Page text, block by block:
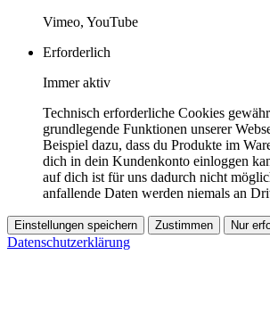
Vimeo, YouTube
Erforderlich
Immer aktiv
Technisch erforderliche Cookies
grundlegende Funktionen unserer
Beispiel dazu, dass du Produkte im
dich in dein Kundenkonto einloggen
auf dich ist für uns dadurch nicht
anfallende Daten werden niemals an
Einstellungen speichern Zustimmen Nur
Datenschutzerklärung